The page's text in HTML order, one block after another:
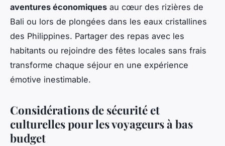
aventures économiques au cœur des rizières de
Bali ou lors de plongées dans les eaux cristallines
des Philippines. Partager des repas avec les
habitants ou rejoindre des fêtes locales sans frais
transforme chaque séjour en une expérience
émotive inestimable.
Considérations de sécurité et
culturelles pour les voyageurs à bas
budget